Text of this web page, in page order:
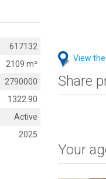
617132
2109 m²
2790000
1322.90
Active
2025
View
Share
Your